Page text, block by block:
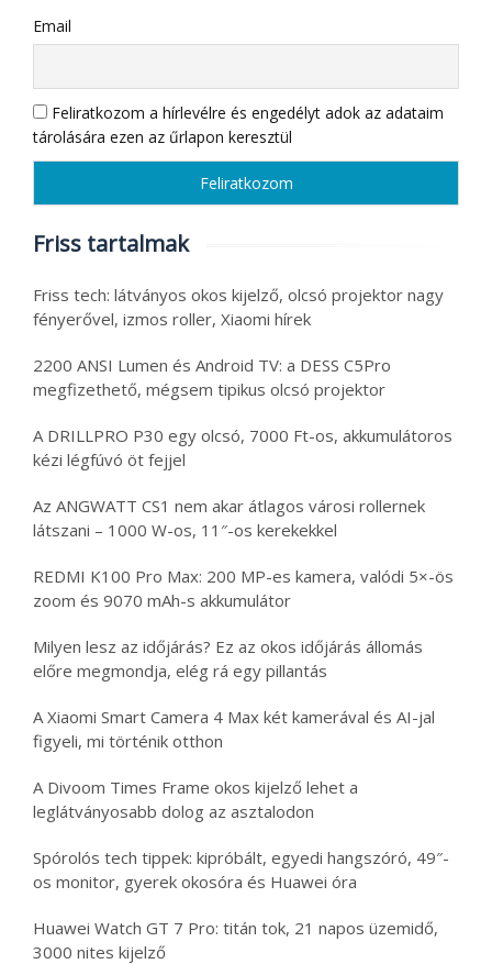
Email
Feliratkozom a hírlevélre és engedélyt adok az adataim
tárolására ezen az űrlapon keresztül
Friss tartalmak
Friss tech: látványos okos kijelző, olcsó projektor nagy
fényerővel, izmos roller, Xiaomi hírek
2200 ANSI Lumen és Android TV: a DESS C5Pro
megfizethető, mégsem tipikus olcsó projektor
A DRILLPRO P30 egy olcsó, 7000 Ft-os, akkumulátoros
kézi légfúvó öt fejjel
Az ANGWATT CS1 nem akar átlagos városi rollernek
látszani – 1000 W-os, 11″-os kerekekkel
REDMI K100 Pro Max: 200 MP-es kamera, valódi 5×-ös
zoom és 9070 mAh-s akkumulátor
Milyen lesz az időjárás? Ez az okos időjárás állomás
előre megmondja, elég rá egy pillantás
A Xiaomi Smart Camera 4 Max két kamerával és AI-jal
figyeli, mi történik otthon
A Divoom Times Frame okos kijelző lehet a
leglátványosabb dolog az asztalodon
Spórolós tech tippek: kipróbált, egyedi hangszóró, 49″-
os monitor, gyerek okosóra és Huawei óra
Huawei Watch GT 7 Pro: titán tok, 21 napos üzemidő,
3000 nites kijelző